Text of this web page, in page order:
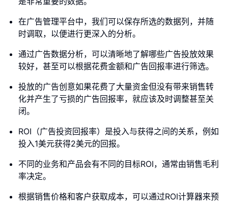
在广告管理平台中，我们可以保存所选的数据列，并随
时调取，以便进行更深入的分析。
通过广告数据分析，可以清晰地了解哪些广告投放效果
较好，甚至可以根据花费金额和广告回报率进行筛选。
投放的广告创意如果花费了大量资金但没有带来销售转
化并产生了亏损的广告回报率，就应该及时调整甚至关
闭。
ROI（广告投资回报率）是投入与获得之间的关系，例如
投入1美元获得2美元的回报。
不同的业务和产品会有不同的目标ROI，通常由销售毛利
率决定。
根据销售价格和客户获取成本，可以通过ROI计算器来预